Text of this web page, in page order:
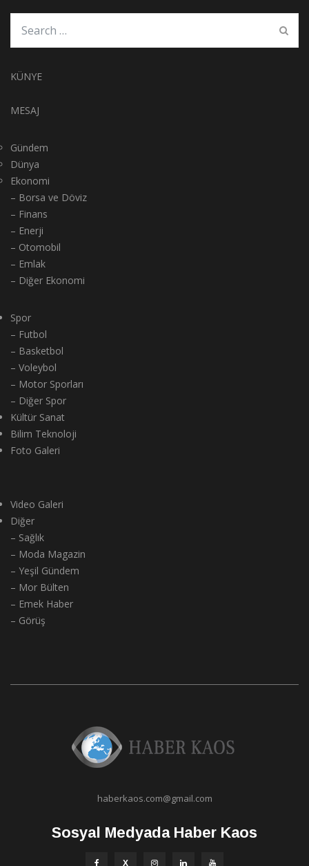
KÜNYE
MESAJ
Gündem
Dünya
Ekonomi
– Borsa ve Döviz
– Finans
– Enerji
– Otomobil
– Emlak
– Diğer Ekonomi
Spor
– Futbol
– Basketbol
– Voleybol
– Motor Sporları
– Diğer Spor
Kültür Sanat
Bilim Teknoloji
Foto Galeri
Video Galeri
Diğer
– Sağlık
– Moda Magazin
– Yeşil Gündem
– Mor Bülten
– Emek Haber
– Görüş
haberkaos.com@gmail.com
Sosyal Medyada Haber Kaos